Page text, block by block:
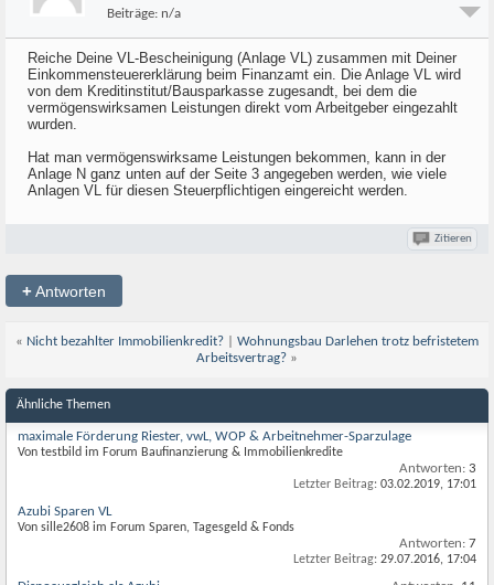
Beiträge: n/a
Reiche Deine VL-Bescheinigung (Anlage VL) zusammen mit Deiner
Einkommensteuererklärung beim Finanzamt ein. Die Anlage VL wird
von dem Kreditinstitut/Bausparkasse zugesandt, bei dem die
vermögenswirksamen Leistungen direkt vom Arbeitgeber eingezahlt
wurden.
Hat man vermögenswirksame Leistungen bekommen, kann in der
Anlage N ganz unten auf der Seite 3 angegeben werden, wie viele
Anlagen VL für diesen Steuerpflichtigen eingereicht werden.
Zitieren
+Antworten
« Nicht bezahlter Immobilienkredit?
Wohnungsbau Darlehen trotz befristetem
Arbeitsvertrag? »
Ähnliche Themen
maximale Förderung Riester, vwL, WOP & Arbeitnehmer-Sparzulage
Von testbild im Forum Baufinanzierung & Immobilienkredite
Antworten: 3
Letzter Beitrag: 03.02.2019, 17:01
Azubi Sparen VL
Von sille2608 im Forum Sparen, Tagesgeld & Fonds
Antworten: 7
Letzter Beitrag: 29.07.2016, 17:04